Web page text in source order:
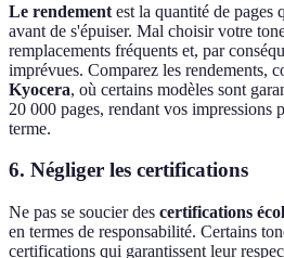
Le rendement est la quantité de pages
avant de s'épuiser. Mal choisir votre
remplacements fréquents et, par
imprévues. Comparez les rendements,
Kyocera, où certains modèles sont
20 000 pages, rendant vos impressions
terme.
6. Négliger les certifications
Ne pas se soucier des certifications
en termes de responsabilité. Certains
certifications qui garantissent leur